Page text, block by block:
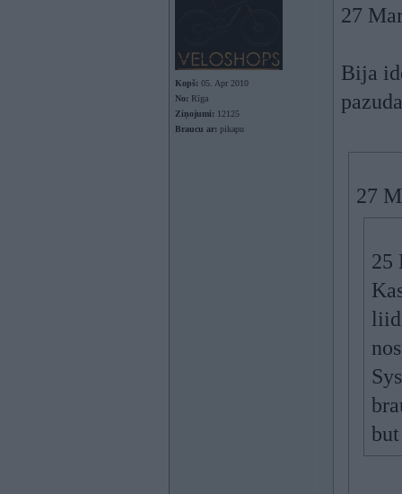
Kopš: 05. Apr 2010
No: Rīga
Ziņojumi: 12125
Braucu ar: pikapu
27
Bija
pazuda
27
25